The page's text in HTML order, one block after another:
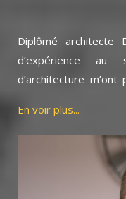
Diplômé architecte
d’expérience
d’architecture
plusieurs typologies
de concevoir de
l’habitat. Fort de
PRAT Architecte en
Avec Bati Travaux
permanent au sein
En voir plus...